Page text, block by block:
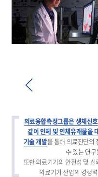
이전 의료융합측정그룹은 생체신
같이 인체 및 인체유래물을
기술 개발을 통해 의료진단의
수 있는 연
또한 의료기기의 안전성 및
의료기기 산업의 경쟁